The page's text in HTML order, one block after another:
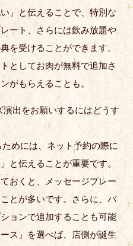
」と伝えることで、特別な
ート、さらには飲み放題や
を受けることができます。
としてお肉が無料で追加さ
がもらえることも。
出をお願いするにはどうす
めには、ネット予約の際に
と伝えることが重要です。
おくと、メッセージプレー
とが多いです。さらに、バ
ョンで追加することも可能
ス」を選べば、店側が誕生